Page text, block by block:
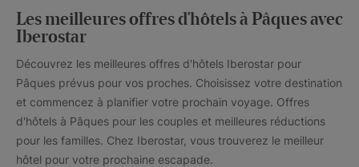
Les meilleures offres d'hôtels à Pâques avec
Iberostar
Découvrez les meilleures offres d'hôtels Iberostar pour
Pâques prévus pour vos proches. Choisissez votre destination
et commencez à planifier votre prochain voyage. Offres
d'hôtels à Pâques pour les couples et meilleures réductions
pour les familles. Chez Iberostar, vous trouverez le meilleur
hôtel pour votre prochaine escapade.